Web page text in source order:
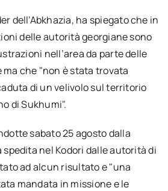
dell’Abkhazia, ha spiegato che in
delle autorità georgiane sono
nell’area da parte delle
ma che "non è stata trovata
di un velivolo sul territorio
di Sukhumi".
sabato 25 agosto dalla
nel Kodori dalle autorità di
ad alcun risultato e "una
mandata in missione e le